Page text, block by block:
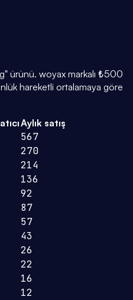
ürünü. woyax markalı ₺500
hareketli ortalamaya göre
Aylık satış
567
270
214
136
92
87
57
43
26
22
16
12